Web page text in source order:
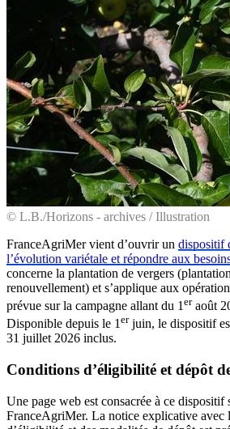
© L.B./Horizons - archives / Illustration
FranceAgriMer vient d’ouvrir un dispositif
l’évolution variétale et répondre aux
concerne la plantation de vergers
renouvellement) et s’applique aux
prévue sur la campagne allant du 1 eraoût
Disponible depuis le 1 erjuin, le dispositif
31 juillet 2026 inclus.
Conditions d’éligibilité et dépôt
Une page web est consacrée à ce dispositif
FranceAgriMer. La notice explicative avec